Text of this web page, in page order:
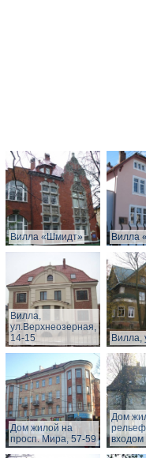
Вилла «Шмидт» Вилла
Вилла,
ул.Верхнеозерная,
14-15
Вилла,
Дом жилой на
просп. Мира, 57-59
Дом
входом